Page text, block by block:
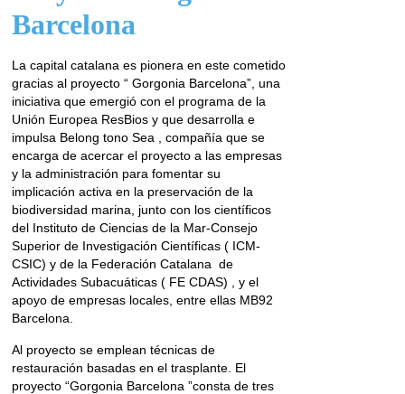
Barcelona
La capital catalana es pionera en este cometido
gracias al proyecto “ Gorgonia Barcelona”, una
iniciativa que emergió con el programa de la
Unión Europea ResBios y que desarrolla e
impulsa Belong tono Sea , compañía que se
encarga de acercar el proyecto a las empresas
y la administración para fomentar su
implicación activa en la preservación de la
biodiversidad marina, junto con los científicos
del Instituto de Ciencias de la Mar-Consejo
Superior de Investigación Científicas ( ICM-
CSIC) y de la Federación Catalana de
Actividades Subacuáticas ( FE CDAS) , y el
apoyo de empresas locales, entre ellas MB92
Barcelona.
Al proyecto se emplean técnicas de
restauración basadas en el trasplante. El
proyecto “Gorgonia Barcelona ”consta de tres